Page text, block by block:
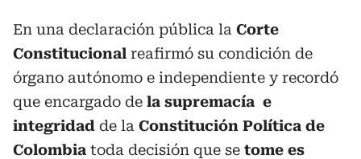
En una declaración pública la Corte
Constitucional reafirmó su condición de
órgano autónomo e independiente y recordó
que encargado de la supremacía e
integridad de la Constitución Política de
Colombia toda decisión que se tome es